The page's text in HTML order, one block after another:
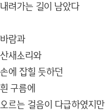
내려가는 길이 남았다
바람과
산새소리와
손에 잡힐 듯하던
흰 구름에
오르는 걸음이 다급하였지만